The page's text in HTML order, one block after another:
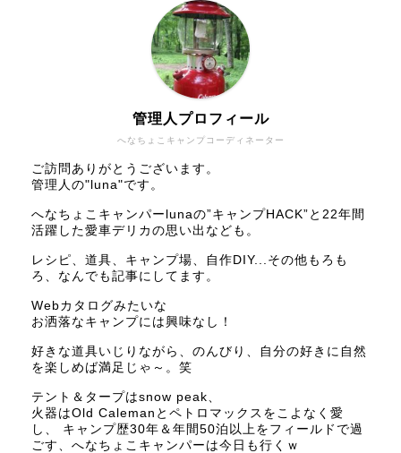
へなちょこキャンプコーディネーター
管理人プロフィール
ご訪問ありがとうございます。
管理人の"luna"です。
へなちょこキャンパーlunaの”キャンプHACK”と22年間
活躍した愛車デリカの思い出なども。
レシピ、道具、キャンプ場、自作DIY...その他もろも
ろ、なんでも記事にしてます。
Webカタログみたいな
お洒落なキャンプには興味なし！
好きな道具いじりながら、のんびり、自分の好きに自然
を楽しめば満足じゃ～。笑
テント＆タープはsnow peak、
火器はOld Calemanとペトロマックスをこよなく愛
し、 キャンプ歴30年＆年間50泊以上をフィールドで過
ごす、へなちょこキャンパーは今日も行くｗ